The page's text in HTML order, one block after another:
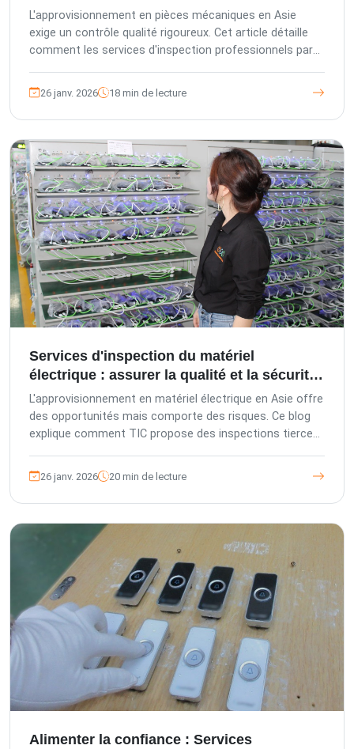
L'approvisionnement en pièces mécaniques en Asie
exige un contrôle qualité rigoureux. Cet article détaille
comment les services d'inspection professionnels par
cours de production, avant expédition et lors du
chargement des conteneurs, sont essentiels pour
protéger vos investissements. Découvrez les défis
uniques des composants mécaniques et comment The
Inspection Company (TIC) fournit des solutions
d'assurance qualité complètes, respectant les normes
de contrôle qualité allemandes, pour garantir précision,
fiabilité et conformité.
26 janv. 2026 18 min de lecture
Services d'inspection du matériel
électrique : assurer la qualité et la sécurité
en Asie
L'approvisionnement en matériel électrique en Asie offre
des opportunités mais comporte des risques. Ce blog
explique comment TIC propose des inspections tierces
gestion européenne. Découvrez nos phases d'inspection
et nos audits pour garantir la qualité, la conformité et
protéger votre réputation. Travaillez avec TIC pour
sécuriser vos investissements.
26 janv. 2026 20 min de lecture
Alimenter la confiance : Services